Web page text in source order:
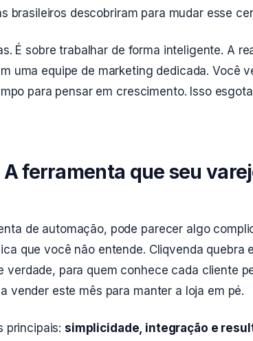
brasileiros descobriram para mudar esse
É sobre trabalhar de forma inteligente. A
uma equipe de marketing dedicada. Você
para pensar em crescimento. Isso
ferramenta que seu
de automação, pode parecer algo
que você não entende. Cliqvenda quebra
verdade, para quem conhece cada cliente
vender este mês para manter a loja em pé.
principais:simplicidade, integração e